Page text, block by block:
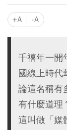
+A -A
千禧年一開
國線上時代
論這名稱有
有什麼道理
這叫做「媒